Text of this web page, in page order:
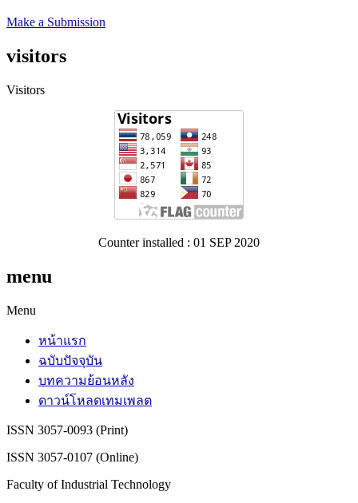
Make a Submission
visitors
Visitors
Counter installed : 01 SEP 2020
menu
Menu
หน้าแรก
ฉบับปัจจุบัน
บทความย้อนหลัง
ดาวน์โหลดเทมเพลต
ISSN 3057-0093 (Print)
ISSN 3057-0107 (Online)
Faculty of Industrial Technology